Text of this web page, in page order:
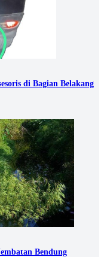
di Bagian Belakang
Bendung